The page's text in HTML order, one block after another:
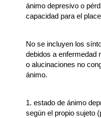
ánimo depresivo o
capacidad para el
No se incluyen los
debidos a enfermedad
o alucinaciones no
ánimo.
1. estado de ánimo
según el propio sujeto